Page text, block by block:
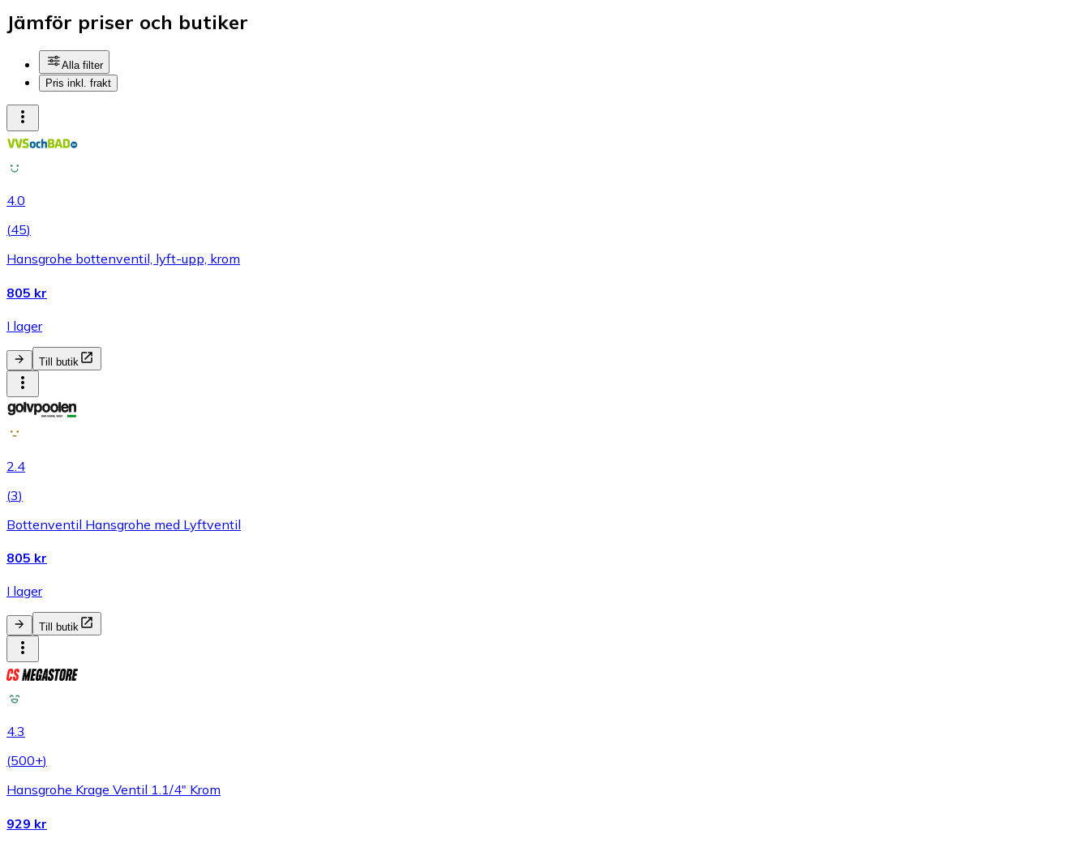
Jämför priser och butiker
Alla filter
Pris inkl. frakt
4.0
(45)
Hansgrohe bottenventil, lyft-upp, krom
805 kr
I lager
Till butik
2.4
(3)
Bottenventil Hansgrohe med Lyftventil
805 kr
I lager
Till butik
4.3
(500+)
Hansgrohe Krage Ventil 1.1/4" Krom
929 kr